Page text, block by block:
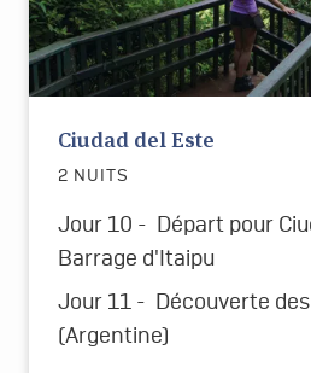
Ciudad del Este
2 NUITS
Jour 10 -
Départ pour
Barrage d'Itaipu
Jour 11 -
Découverte
(Argentine)